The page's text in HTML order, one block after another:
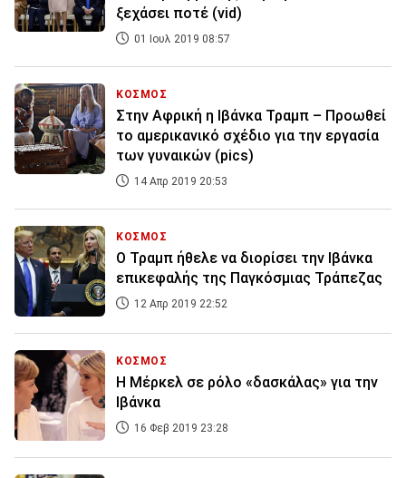
ξεχάσει ποτέ (vid)
01 Ιουλ 2019 08:57
ΚΟΣΜΟΣ
Στην Αφρική η Ιβάνκα Τραμπ – Προωθεί
το αμερικανικό σχέδιο για την εργασία
των γυναικών (pics)
14 Απρ 2019 20:53
ΚΟΣΜΟΣ
Ο Τραμπ ήθελε να διορίσει την Ιβάνκα
επικεφαλής της Παγκόσμιας Τράπεζας
12 Απρ 2019 22:52
ΚΟΣΜΟΣ
Η Μέρκελ σε ρόλο «δασκάλας» για την
Ιβάνκα
16 Φεβ 2019 23:28